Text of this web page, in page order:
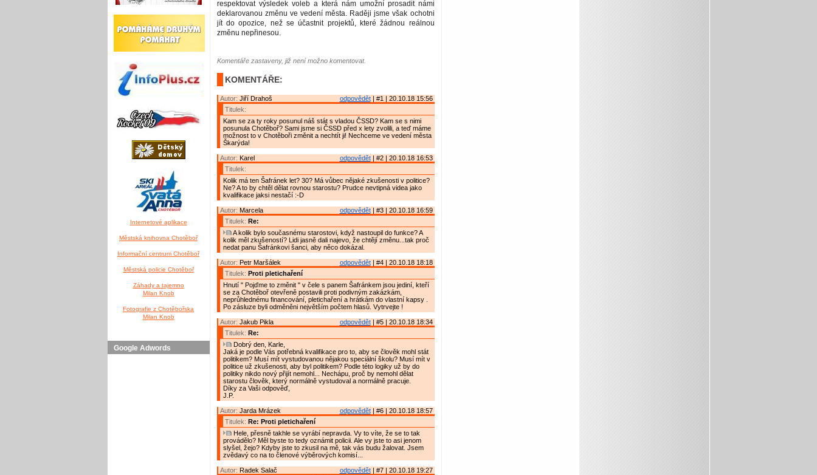
Internetové aplikace
Městská knihovna Chotěboř
Informační centrum Chotěboř
Městská policie Chotěboř
Záhady a tajemno
Milan Knob
Fotografie z Chotěbořska
Milan Knob
Google Adwords
respektovat výsledek voleb a která nám umožní prosadit námi
deklarovanou změnu ve vedení města. Raději jsme však ochotni
jít do opozice, než se účastnit projektů, které žádnou reálnou
změnu nepřinesou.
Komentáře zastaveny, již není možno komentovat.
KOMENTÁŘE:
odpovědět| #1 | 20.10.18 15:56
Autor: Jiří Drahoš
Titulek:
Kam se za ty roky posunul náš stát s vladou ČSSD? Kam se s nimi
posunula Chotěboř? Sami jsme si ČSSD před x lety zvolili, a teď máme
možnost to v Chotěboři změnit a nechtít ji! Nechceme ve vedení města
Škarýda!
odpovědět| #2 | 20.10.18 16:53
Autor: Karel
Titulek:
Kolik má ten Šafránek let? 30? Má vůbec nějaké zkušenosti v politice?
Ne? A to by chtěl dělat rovnou starostu? Prudce nevtipná videa jako
kvalifikace jaksi nestačí :-D
odpovědět| #3 | 20.10.18 16:59
Autor: Marcela
Titulek: Re:
A kolik bylo současnému starostovi, když nastoupil do funkce? A
kolik měl zkušeností? Lidi jasně dali najevo, že chtějí změnu...tak proč
nedat panu Šafránkovi šanci, aby něco dokázal.
odpovědět| #4 | 20.10.18 18:18
Autor: Petr Maršálek
Titulek: Proti pletichaření
Hnutí " Pojďme to změnit " v čele s panem Šafránkem jsou jediní, kteří
se za Chotěboř otevřeně postavili proti podivným zakázkám,
neprůhlednému financování, pletichaření a hrátkám do vlastní kapsy .
Po zásluze byli odměněni největším počtem hlasů. Vytrvejte !
odpovědět| #5 | 20.10.18 18:34
Autor: Jakub Pikla
Titulek: Re:
Dobrý den, Karle,
Jaká je podle Vás potřebná kvalifikace pro to, aby se člověk mohl stát
politikem? Musí mít vystudovanou nějakou speciální školu? Musí mít v
politice už zkušenosti, aby byl politikem? Podle této logiky už by do
politiky nikdo nový přijít nemohl... Nechápu, proč by nemohl dělat
starostu člověk, který normálně vystudoval a normálně pracuje.
Díky za Vaši odpověď,
J.P.
odpovědět| #6 | 20.10.18 18:57
Autor: Jarda Mrázek
Titulek: Re: Proti pletichaření
Hele, přesně takhle se vyrábí nepravda. Vy to víte, že se to tak
provádělo? Měl byste to tedy oznámit policii. Ale vy jste to asi jenom
slyšel, žejo? Kdyby jste to zkusil na mě, tak vás budu žalovat. Jsem
zvědavý co na to členové výběrových komisí...
odpovědět| #7 | 20.10.18 19:27
Autor: Radek Salač